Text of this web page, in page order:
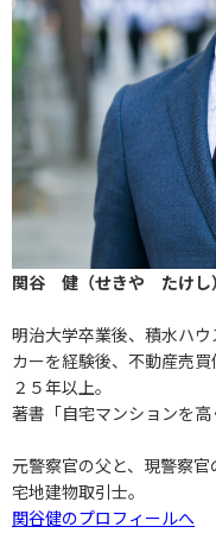
関谷 健（せきや たけし）
明治大学卒業後、積水ハ
カーを経験後、不動産売
２５年以上。
著書「自宅マンションを高
元警察官の父と、現警察官
宅地建物取引士。
関谷健のプロフィールへ